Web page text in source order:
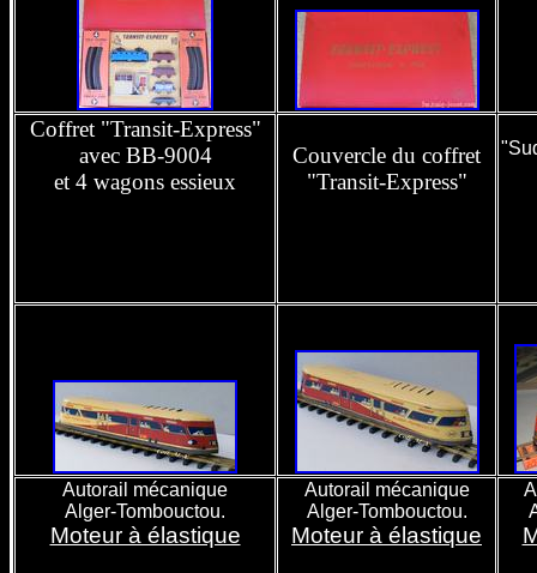
Coffret "Transit-Express"
avec BB-9004
et 4 wagons essieux
Couvercle du coffret
"Transit-Express"
Autorail mécanique
Alger-Tombouctou.
Moteur à élastique
Autorail mécanique
Alger-Tombouctou.
Moteur à élastique